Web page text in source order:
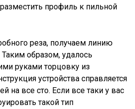
профиль к пильной
реза, получаем линию
образом, удалось
руками торцовку из
устройства справляется
на все сто. Если все таки у вас
такой тип